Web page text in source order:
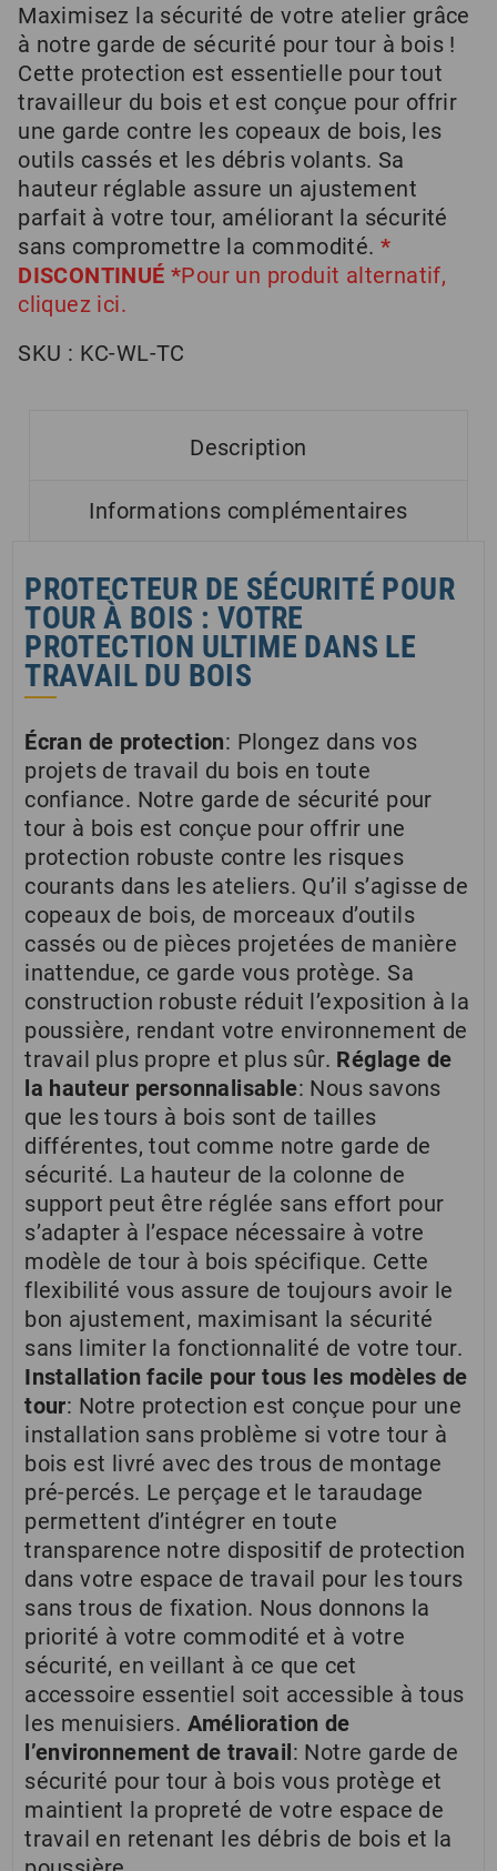
Maximisez la sécurité de votre atelier grâce
à notre garde de sécurité pour tour à bois !
Cette protection est essentielle pour tout
travailleur du bois et est conçue pour offrir
une garde contre les copeaux de bois, les
outils cassés et les débris volants. Sa
hauteur réglable assure un ajustement
parfait à votre tour, améliorant la sécurité
sans compromettre la commodité.*
DISCONTINUÉ *Pour un produit alternatif,
cliquez ici.
SKU : KC-WL-TC
Description
Informations complémentaires
PROTECTEUR DE SÉCURITÉ POUR
TOUR À BOIS : VOTRE
PROTECTION ULTIME DANS LE
TRAVAIL DU BOIS
Écran de protection: Plongez dans vos
projets de travail du bois en toute
confiance. Notre garde de sécurité pour
tour à bois est conçue pour offrir une
protection robuste contre les risques
courants dans les ateliers. Qu’il s’agisse de
copeaux de bois, de morceaux d’outils
cassés ou de pièces projetées de manière
inattendue, ce garde vous protège. Sa
construction robuste réduit l’exposition à la
poussière, rendant votre environnement de
travail plus propre et plus sûr. Réglage de
la hauteur personnalisable: Nous savons
que les tours à bois sont de tailles
différentes, tout comme notre garde de
sécurité. La hauteur de la colonne de
support peut être réglée sans effort pour
s’adapter à l’espace nécessaire à votre
modèle de tour à bois spécifique. Cette
flexibilité vous assure de toujours avoir le
bon ajustement, maximisant la sécurité
sans limiter la fonctionnalité de votre tour.
Installation facile pour tous les modèles de
tour: Notre protection est conçue pour une
installation sans problème si votre tour à
bois est livré avec des trous de montage
pré-percés. Le perçage et le taraudage
permettent d’intégrer en toute
transparence notre dispositif de protection
dans votre espace de travail pour les tours
sans trous de fixation. Nous donnons la
priorité à votre commodité et à votre
sécurité, en veillant à ce que cet
accessoire essentiel soit accessible à tous
les menuisiers. Amélioration de
l’environnement de travail: Notre garde de
sécurité pour tour à bois vous protège et
maintient la propreté de votre espace de
travail en retenant les débris de bois et la